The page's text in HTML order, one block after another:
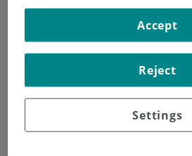
Ficheros disponibles
Grupo Investigación IISS-
UAM
Settings
Reject
Accept